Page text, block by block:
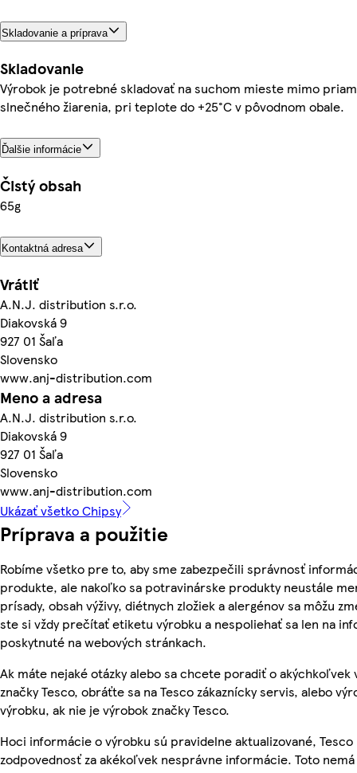
Skladovanie a príprava
Skladovanie
Výrobok je potrebné skladovať na suchom mieste mimo
slnečného žiarenia, pri teplote do +25°C v pôvodnom obale.
Ďalšie informácie
Čistý obsah
65g
Kontaktná adresa
Vrátiť
A.N.J. distribution s.r.o.
Diakovská 9
927 01 Šaľa
Slovensko
www.anj-distribution.com
Meno a adresa
A.N.J. distribution s.r.o.
Diakovská 9
927 01 Šaľa
Slovensko
www.anj-distribution.com
Ukázať všetko Chipsy
Príprava a použitie
Robíme všetko pre to, aby sme zabezpečili správnosť
produkte, ale nakoľko sa potravinárske produkty neustále
prísady, obsah výživy, diétnych zložiek a alergénov sa môžu
ste si vždy prečítať etiketu výrobku a nespoliehať sa len na
poskytnuté na webových stránkach.
Ak máte nejaké otázky alebo sa chcete poradiť o akýchkoľvek
značky Tesco, obráťte sa na Tesco zákaznícky servis, alebo
výrobku, ak nie je výrobok značky Tesco.
Hoci informácie o výrobku sú pravidelne aktualizované, Tesco
zodpovednosť za akékoľvek nesprávne informácie. Toto